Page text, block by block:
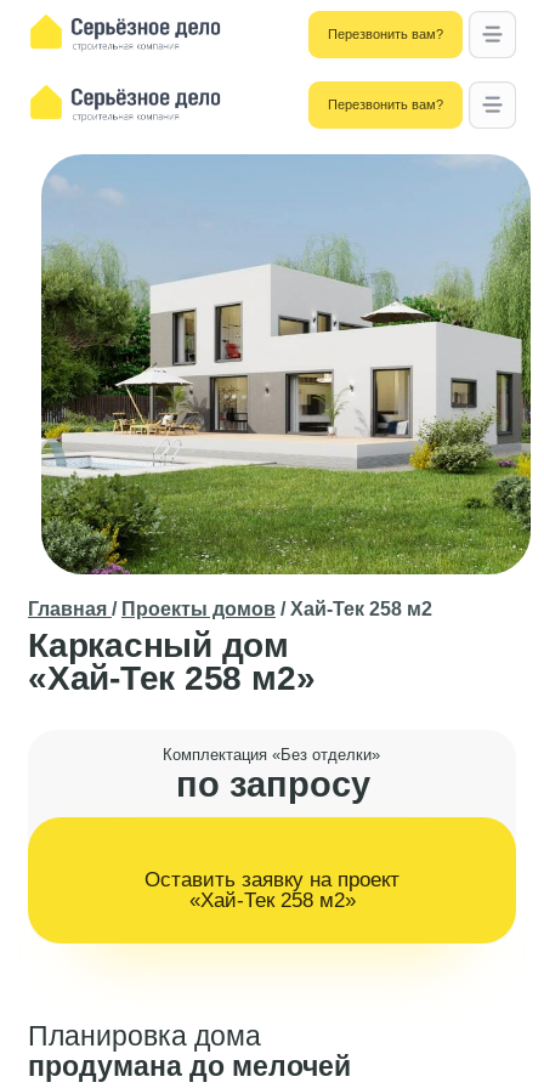
Перезвонить вам?
Перезвонить вам?
Каркасный дом
Главная/Проекты домов/ Хай-Тек 258 м2
Оставить заявку на проект
«Хай-Тек 258 м2»
по запросу
Комплектация «Без отделки»
Планировка дома
продумана до мелочей
проектного отдела СК
«Серьёзное дело»